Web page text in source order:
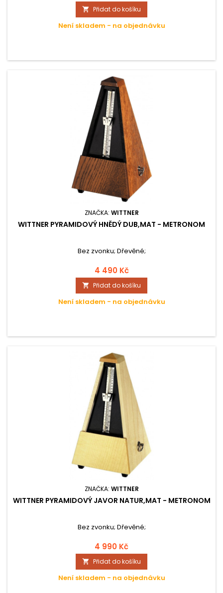
 Přidat do košíku
Není skladem - na objednávku
ZNAČKA: WITTNER
WITTNER PYRAMIDOVÝ HNĚDÝ DUB,MAT - METRONOM
Bez zvonku; Dřevěné;
4 490 Kč
 Přidat do košíku
Není skladem - na objednávku
ZNAČKA: WITTNER
WITTNER PYRAMIDOVÝ JAVOR NATUR,MAT - METRONOM
Bez zvonku; Dřevěné;
4 990 Kč
 Přidat do košíku
Není skladem - na objednávku